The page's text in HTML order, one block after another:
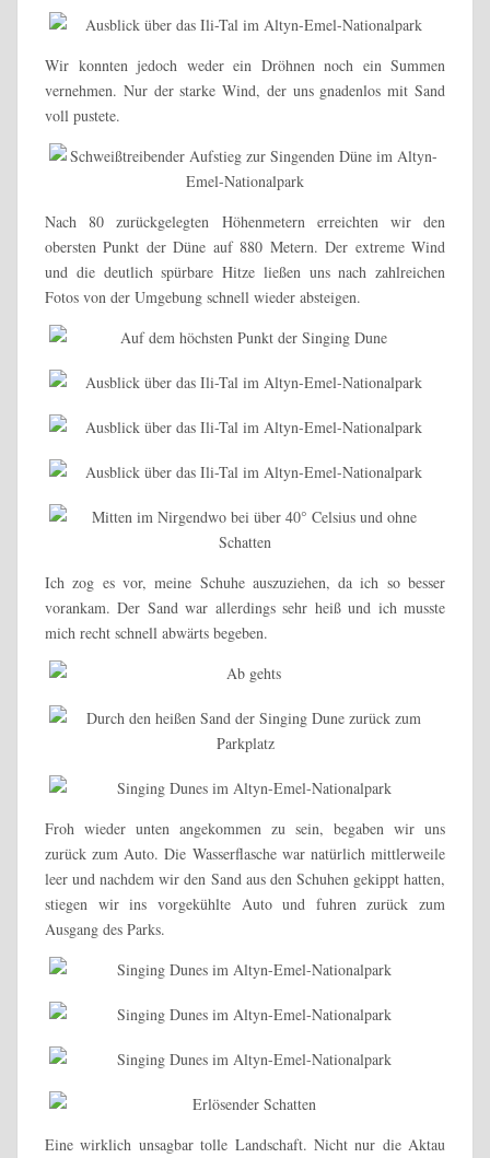
Wir konnten jedoch weder ein Dröhnen noch ein Summen
vernehmen. Nur der starke Wind, der uns gnadenlos mit Sand
voll pustete.
Nach 80 zurückgelegten Höhenmetern erreichten wir den
obersten Punkt der Düne auf 880 Metern. Der extreme Wind
und die deutlich spürbare Hitze ließen uns nach zahlreichen
Fotos von der Umgebung schnell wieder absteigen.
Ich zog es vor, meine Schuhe auszuziehen, da ich so besser
vorankam. Der Sand war allerdings sehr heiß und ich musste
mich recht schnell abwärts begeben.
Froh wieder unten angekommen zu sein, begaben wir uns
zurück zum Auto. Die Wasserflasche war natürlich mittlerweile
leer und nachdem wir den Sand aus den Schuhen gekippt hatten,
stiegen wir ins vorgekühlte Auto und fuhren zurück zum
Ausgang des Parks.
Eine wirklich unsagbar tolle Landschaft. Nicht nur die Aktau